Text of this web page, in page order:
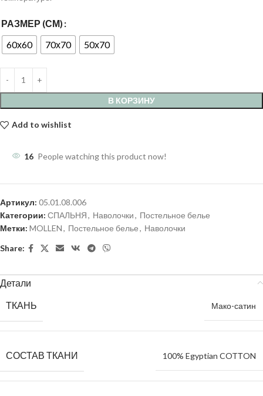
РАЗМЕР (СМ)
60х60
70х70 50х70
В КОРЗИНУ
Add to wishlist
16 People watching this product now!
Артикул: 05.01.08.006
Категории: СПАЛЬНЯ, Наволочки, Постельное белье
Метки: MOLLEN, Постельное белье, Наволочки
Share:
Детали
ТКАНЬ
Мако-сатин
СОСТАВ ТКАНИ 100% Egyptian COTТON